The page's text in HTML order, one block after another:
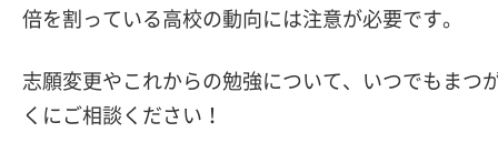
倍を割っている高校の動向には注意が必要です。
志願変更やこれからの勉強について、いつでもまつ
くにご相談ください！